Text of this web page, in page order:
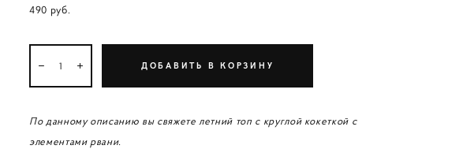
490 pуб.
ДОБАВИТЬ В КОРЗИНУ
По данному описанию вы свяжете летний топ с круглой кокеткой с
элементами рвани.